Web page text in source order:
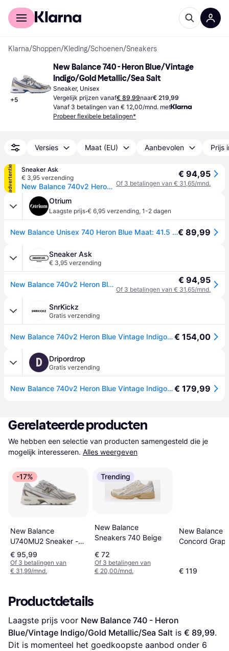
Voor shoppers
Klarna/Shoppen/Kleding/Schoenen/Sneakers
+5
New Balance 740 - Heron Blue/Vintage
Indigo/Gold Metallic/Sea Salt
Sneaker, Unisex
Vergelijk prijzen vanaf€ 89,99naar€ 219,99
Vanaf 3 betalingen van € 12,00/mnd. met
Probeer flexibele betalingen*
Versies Maat (EU) Aanbevolen Prijs
advertentie
Sneaker Ask
€ 3,95 verzending
New Balance 740v2 Heron Blue Vintage Indigo
€ 94,95
Of 3 betalingen van € 31,65/mnd.
Otrium
Laagste prijs·€ 6,95 verzending, 1-2 dagen
New Balance Unisex 740 Heron Blue Maat: 41.5 | Hardloopschoenen Outlet | Unisex | Blauw€ 89,99
Sneaker Ask
€ 3,95 verzending
New Balance 740v2 Heron Blue Vintage Indigo € 94,95
Of 3 betalingen van € 31,65/mnd.
SnrKickz
Gratis verzending
New Balance 740v2 Heron Blue Vintage Indigo, 41.5€ 154,00
D Dripordrop
Gratis verzending
New Balance 740v2 Heron Blue Vintage Indigo, 45.5€ 179,99
Gerelateerde producten
We hebben een selectie van producten samengesteld die je
mogelijk interesseren. Alles weergeven
-17%
New Balance
U740MU2 Sneaker -
Beige/Zilver
€ 95,99
Of 3 betalingen van
€ 31,99/mnd.
Trending
New Balance
Sneakers 740 Beige
€ 72
Of 3 betalingen van
€ 20,00/mnd.
New Balance
Concord
€ 119
Productdetails
Laagste prijs voor New Balance 740 - Heron
Blue/Vintage Indigo/Gold Metallic/Sea Salt is € 89,99.
Dit is momenteel het goedkoopste aanbod onder 6